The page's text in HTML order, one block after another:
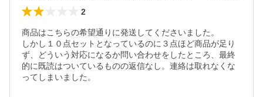
2
商品はこちらの希望通りに発送してくださいました。
しかし１０点セットとなっているのに３点ほど商品が足り
ず、どういう対応になるか問い合わせをしたところ、最終
的に既読はついているものの返信なし。連絡は取れなくな
ってしまいました。